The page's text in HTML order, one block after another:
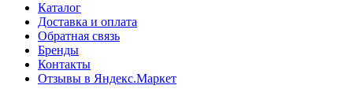
Каталог
Доставка и оплата
Обратная связь
Бренды
Контакты
Отзывы в Яндекс.Маркет